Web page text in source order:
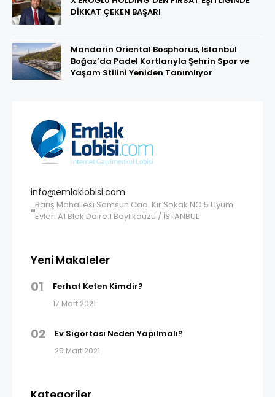
DİKKAT ÇEKEN BAŞARI
Mandarin Oriental Bosphorus, Istanbul
Boğaz’da Padel Kortlarıyla Şehrin Spor ve
Yaşam Stilini Yeniden Tanımlıyor
info@emlaklobisi.com
Barış Mahallesi Samsun Cad. Kır Sokak NO:5 Uyum
Evleri A1 Blok Daire:1 Beylikdüzü / İSTANBUL
Yeni Makaleler
01 Ferhat Keten Kimdir?
17 Mart 2021
02 Ev Sigortası Neden Yapılmalı?
25 Mart 2021